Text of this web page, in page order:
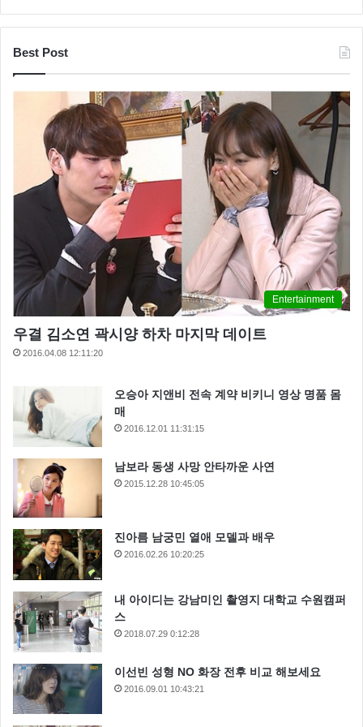
섬총사에서 김희선이 정용화에게 “바보 섬총사다. 김종
상 타는 거냐”라고 말하는 모습을 보면서 정용화 예능
타고났다는 생각도 했는데요
라디오스타에서는 또 어떤 모습을 보여줄지 기대가 됩
니다.
한편 꽃 미담들이 출연하는 라디오스타는 오는 밤 11시
MBC에서 본방 사수하실 수 있습니다.
강하늘 동하
라디오스타 강하늘 동하 민경훈 정용화
정용화
Best Post
Entertainment
우결 김소연 곽시양 하차 마지막 데이트
2016.04.08 12:11:20
오승아 지앤비 전속 계약 비키니 영상 명품 몸
매
2016.12.01 11:31:15
남보라 동생 사망 안타까운 사연
2015.12.28 10:45:05
진아름 남궁민 열애 모델과 배우
2016.02.26 10:20:25
내 아이디는 강남미인 촬영지 대학교 수원캠퍼
스
2018.07.29 0:12:28
이선빈 성형 NO 화장 전후 비교 해보세요
2016.09.01 10:43:21